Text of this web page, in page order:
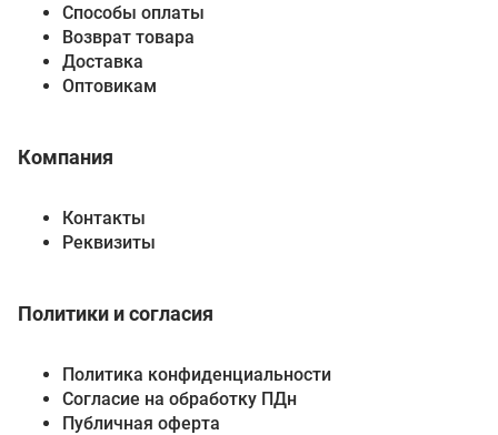
Способы оплаты
Возврат товара
Доставка
Оптовикам
Компания
Контакты
Реквизиты
Политики и согласия
Политика конфиденциальности
Согласие на обработку ПДн
Публичная оферта